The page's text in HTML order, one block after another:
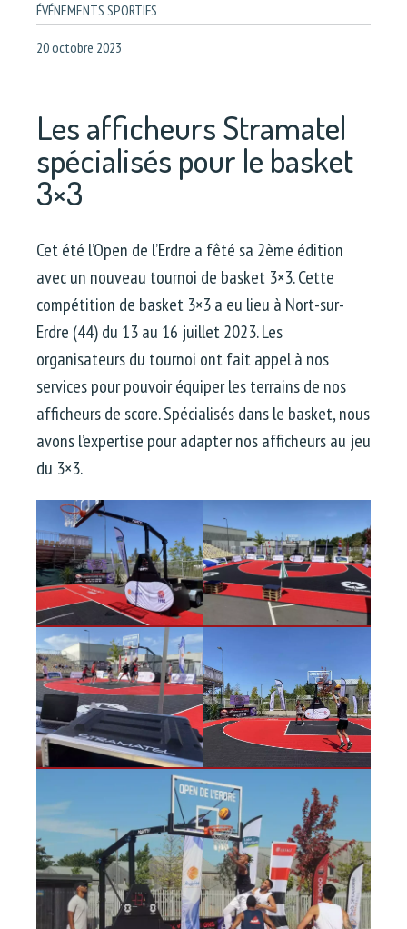
ÉVÉNEMENTS SPORTIFS
20 octobre 2023
Les afficheurs Stramatel
spécialisés pour le basket
3×3
Cet été l’Open de l’Erdre a fêté sa 2ème édition
avec un nouveau tournoi de basket 3×3. Cette
compétition de basket 3×3 a eu lieu à Nort-sur-
Erdre (44) du 13 au 16 juillet 2023. Les
organisateurs du tournoi ont fait appel à nos
services pour pouvoir équiper les terrains de nos
afficheurs de score. Spécialisés dans le basket, nous
avons l’expertise pour adapter nos afficheurs au jeu
du 3×3.